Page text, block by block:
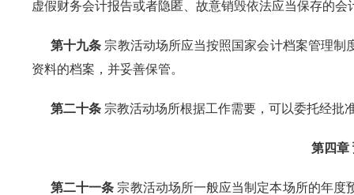
虚假财务会计报告或者隐匿、故意销毁依法应当保存的
第十九条 宗教活动场所应当按照国家会计档案管理
资料的档案，并妥善保管。
第二十条 宗教活动场所根据工作需要，可以委托经批
第四章
第二十一条 宗教活动场所一般应当制定本场所的年度